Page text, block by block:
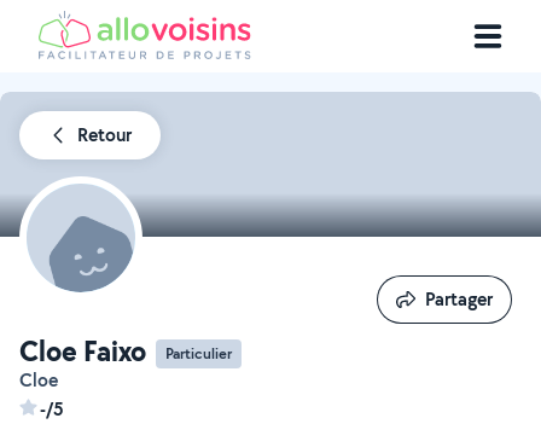
Retour
Cloe Faixo Particulier
Cloe
-/5
Partager
Partager